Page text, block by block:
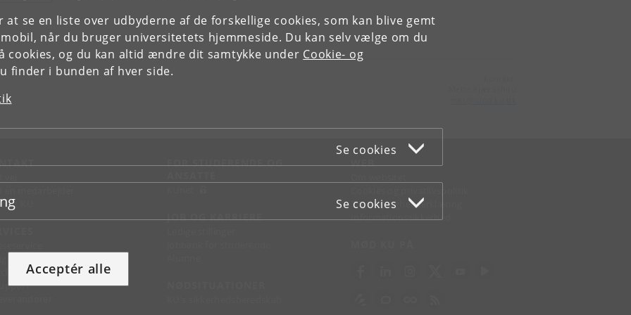
at se en liste over udbyderne af de forskellige cookies, som kan blive gemt
når du bruger universitetets hjemmeside. Du kan selv vælge om du
cookies, og du kan altid ændre dit samtykke under Cookie- og
finder i bunden af hver side.
Se cookies
Se cookies
Acceptér alle
KU
FOR STUDERENDE OG
JOB OG KARRIERE
WEB
Tilgængelighedserklæring
Informationssikkerhed